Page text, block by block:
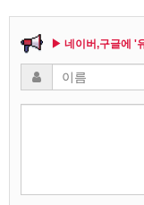
▶ 네이버,구글에 '